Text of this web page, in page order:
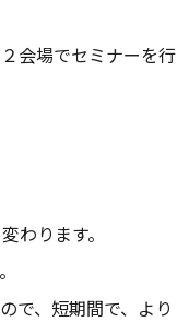
会場でセミナーを行
わります。
で、短期間で、より